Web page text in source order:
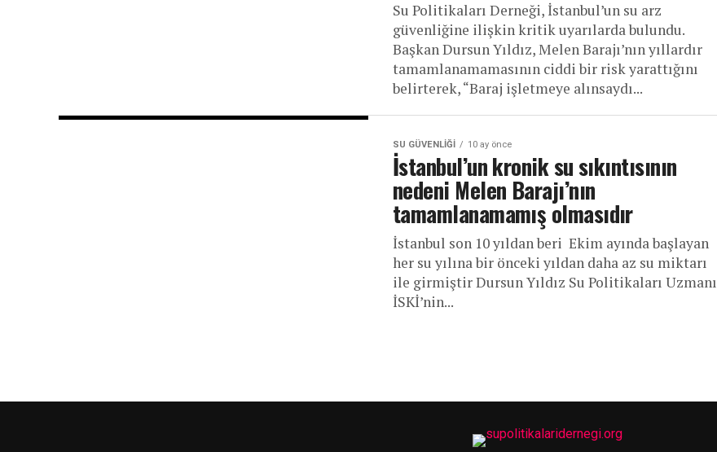
Su Politikaları Derneği, İstanbul’un su arz
güvenliğine ilişkin kritik uyarılarda bulundu.
Başkan Dursun Yıldız, Melen Barajı’nın yıllardır
tamamlanamamasının ciddi bir risk yarattığını
belirterek, “Baraj işletmeye alınsaydı...
SU GÜVENLIĞI 10 ay önce
İstanbul’un kronik su sıkıntısının
nedeni Melen Barajı’nın
tamamlanamamış olmasıdır
İstanbul son 10 yıldan beri Ekim ayında başlayan
her su yılına bir önceki yıldan daha az su miktarı
ile girmiştir Dursun Yıldız Su Politikaları Uzmanı
İSKİ’nin...